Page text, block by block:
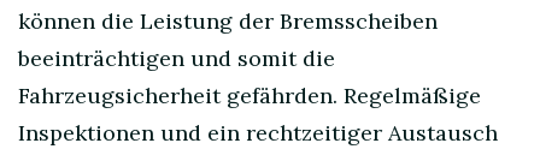
können die Leistung der Bremsscheiben
beeinträchtigen und somit die
Fahrzeugsicherheit gefährden. Regelmäßige
Inspektionen und ein rechtzeitiger Austausch